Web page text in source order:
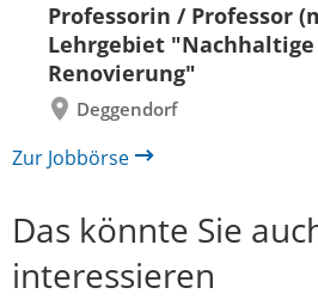
Professorin / Professor
Lehrgebiet
Renovierung"
Deggendorf
zurück
Zur Jobbörse
Das könnte Sie
interessieren